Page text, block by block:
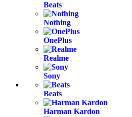
Beats
Nothing
OnePlus
Realme
Sony
Beats
Harman Kardon